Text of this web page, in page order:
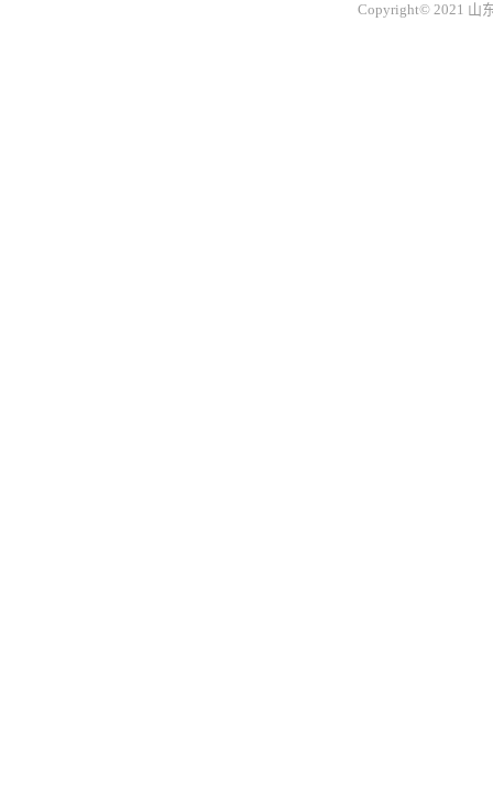
Copyright© 2021 山